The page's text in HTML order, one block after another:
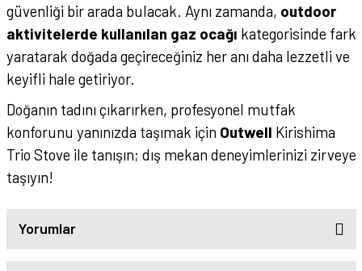
güvenliği bir arada bulacak. Aynı zamanda, outdoor
aktivitelerde kullanılan gaz ocağı kategorisinde fark
yaratarak doğada geçireceğiniz her anı daha lezzetli ve
keyifli hale getiriyor.
Doğanın tadını çıkarırken, profesyonel mutfak
konforunu yanınızda taşımak için Outwell Kirishima
Trio Stove ile tanışın; dış mekan deneyimlerinizi zirveye
taşıyın!
Yorumlar